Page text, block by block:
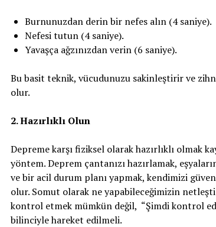
Burnunuzdan derin bir nefes alın (4 saniye).
Nefesi tutun (4 saniye).
Yavaşça ağzınızdan verin (6 saniye).
Bu basit teknik, vücudunuzu sakinleştirir ve
olur.
2. Hazırlıklı Olun
Depreme karşı fiziksel olarak hazırlıklı olmak
yöntem. Deprem çantanızı hazırlamak,
ve bir acil durum planı yapmak, kendimizi
olur. Somut olarak ne yapabileceğimizin
kontrol etmek mümkün değil, “Şimdi kontrol
bilinciyle hareket edilmeli.